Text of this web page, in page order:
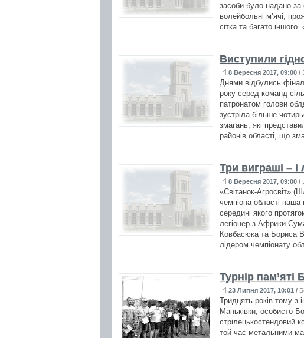
засоби було надано
волейбольні м’ячі,
сітка та багато
Виступили
8 Вересня 2017, 09:00 /
Днями відбулись
року серед команд
патронатом голови
зустріла більше
змагань, які
районів області, що
Три виграші – і
8 Вересня 2017, 09:00 /
«Світанок-Агросвіт»
чемпіона області
середині якого
легіонер з Африки
Ковбасюка та Бориса
лідером чемпіонату
Турнір пам’яті
23 Липня 2017, 10:01 /
Тридцять років тому з
Маньківки, особисто
стрілецькостендовий
той час метальними